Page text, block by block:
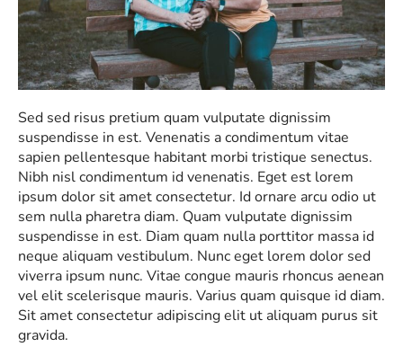
Sed sed risus pretium quam vulputate dignissim
suspendisse in est. Venenatis a condimentum vitae
sapien pellentesque habitant morbi tristique senectus.
Nibh nisl condimentum id venenatis. Eget est lorem
ipsum dolor sit amet consectetur. Id ornare arcu odio ut
sem nulla pharetra diam. Quam vulputate dignissim
suspendisse in est. Diam quam nulla porttitor massa id
neque aliquam vestibulum. Nunc eget lorem dolor sed
viverra ipsum nunc. Vitae congue mauris rhoncus aenean
vel elit scelerisque mauris. Varius quam quisque id diam.
Sit amet consectetur adipiscing elit ut aliquam purus sit
gravida.